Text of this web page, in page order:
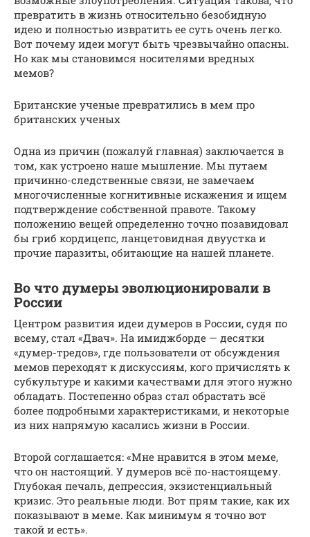
превратить в жизнь относительно безобидную
идею и полностью извратить ее суть очень легко.
Вот почему идеи могут быть чрезвычайно опасны.
Но как мы становимся носителями вредных
мемов?
Британские ученые превратились в мем про
британских ученых
Одна из причин (пожалуй главная) заключается в
том, как устроено наше мышление. Мы путаем
причинно-следственные связи, не замечаем
многочисленные когнитивные искажения и ищем
подтверждение собственной правоте. Такому
положению вещей определенно точно позавидовал
бы гриб кордицепс, ланцетовидная двуустка и
прочие паразиты, обитающие на нашей планете.
Во что думеры эволюционировали в
России
Центром развития идеи думеров в России, судя по
всему, стал «Двач». На имиджборде — десятки
«думер-тредов», где пользователи от обсуждения
мемов переходят к дискуссиям, кого причислять к
субкультуре и какими качествами для этого нужно
обладать. Постепенно образ стал обрастать всё
более подробными характеристиками, и некоторые
из них напрямую касались жизни в России.
Второй соглашается: «Мне нравится в этом меме,
что он настоящий. У думеров всё по-настоящему.
Глубокая печаль, депрессия, экзистенциальный
кризис. Это реальные люди. Вот прям такие, как их
показывают в меме. Как минимум я точно вот
такой и есть».